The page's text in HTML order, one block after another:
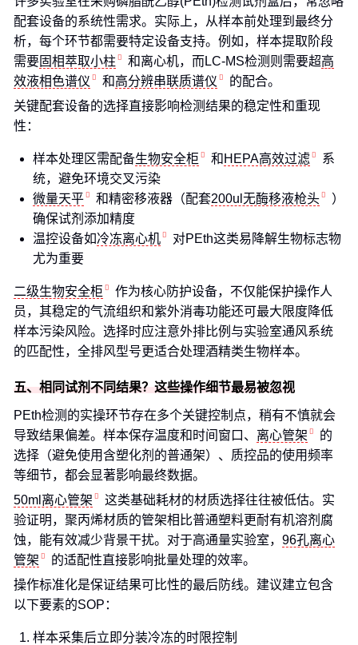
配套设备的系统性需求。实际上，从样本前处理到最终分
析，每个环节都需要特定设备支持。例如，样本提取阶段
需要固相萃取小柱 和离心机，而LC-MS检测则需要超高
效液相色谱仪
和高分辨串联质谱仪
的配合。
关键配套设备的选择直接影响检测结果的稳定性和重现
性：
样本处理区需配备生物安全柜 和 HEPA高效过滤
系
统，避免环境交叉污染
微量天平
和精密移液器（配套200ul无酶移液枪头
）
确保试剂添加精度
温控设备如冷冻离心机
对PEth这类易降解生物标志物
尤为重要
二级生物安全柜
作为核心防护设备，不仅能保护操作人
员，其稳定的气流组织和紫外消毒功能还可最大限度降低
样本污染风险。选择时应注意外排比例与实验室通风系统
的匹配性，全排风型号更适合处理酒精类生物样本。
五、相同试剂不同结果？这些操作细节最易被忽视
PEth检测的实操环节存在多个关键控制点，稍有不慎就会
导致结果偏差。样本保存温度和时间窗口、 离心管架
的
选择（避免使用含塑化剂的普通架）、质控品的使用频率
等细节，都会显著影响最终数据。
50ml离心管架
这类基础耗材的材质选择往往被低估。实
验证明，聚丙烯材质的管架相比普通塑料更耐有机溶剂腐
蚀，能有效减少背景干扰。对于高通量实验室， 96孔离心
管架
的适配性直接影响批量处理的效率。
操作标准化是保证结果可比性的最后防线。建议建立包含
以下要素的SOP：
样本采集后立即分装冷冻的时限控制